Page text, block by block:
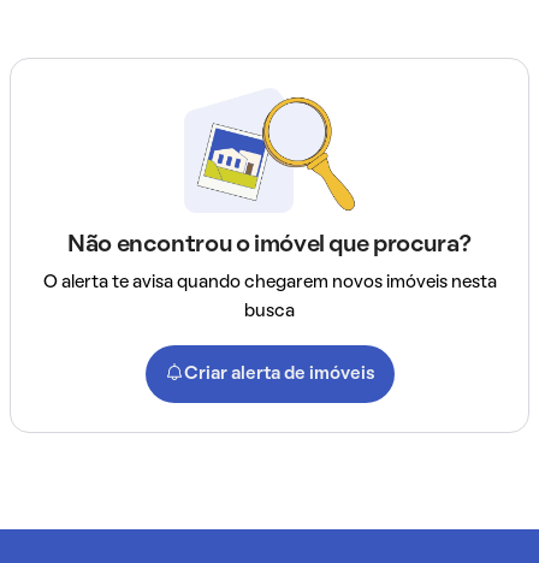
Não encontrou o imóvel que procura?
O alerta te avisa quando chegarem novos imóveis nesta
busca
Criar alerta de imóveis